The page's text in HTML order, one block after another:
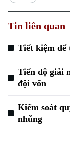
Xu hướng
Tin liên quan
Tiết kiệm để
Tiến độ giải
đội vốn
Kiểm soát
nhũng